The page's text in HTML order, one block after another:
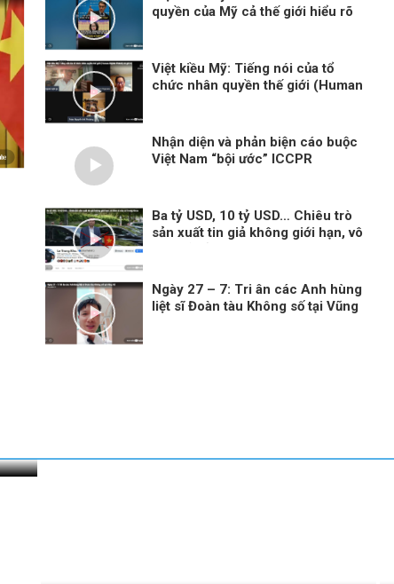
quyền của Mỹ cả thế giới hiểu rõ
Việt kiều Mỹ: Tiếng nói của tổ
chức nhân quyền thế giới (Human
Nhận diện và phản biện cáo buộc
Việt Nam “bội ước” ICCPR
Ba tỷ USD, 10 tỷ USD… Chiêu trò
sản xuất tin giả không giới hạn, vô
Ngày 27 – 7: Tri ân các Anh hùng
liệt sĩ Đoàn tàu Không số tại Vũng